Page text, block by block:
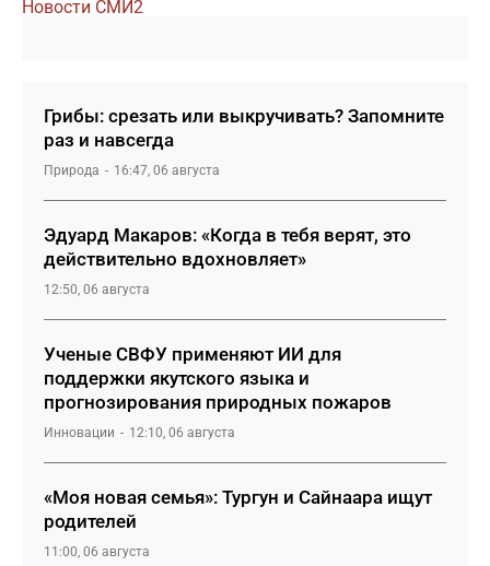
Новости СМИ2
Грибы: срезать или выкручивать? Запомните
раз и навсегда
Природа 16:47, 06 августа
Эдуард Макаров: «Когда в тебя верят, это
действительно вдохновляет»
12:50, 06 августа
Ученые СВФУ применяют ИИ для
поддержки якутского языка и
прогнозирования природных пожаров
Инновации 12:10, 06 августа
«Моя новая семья»: Тургун и Сайнаара ищут
родителей
11:00, 06 августа